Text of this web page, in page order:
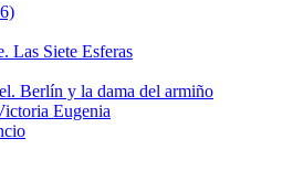
Las Siete Esferas
Berlín y la dama del armiño
Eugenia